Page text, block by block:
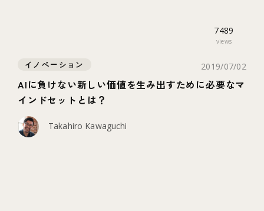
7489
views
イノベーション 2019/07/02
AIに負けない新しい価値を生み出すために必要なマ
インドセットとは？
Takahiro Kawaguchi